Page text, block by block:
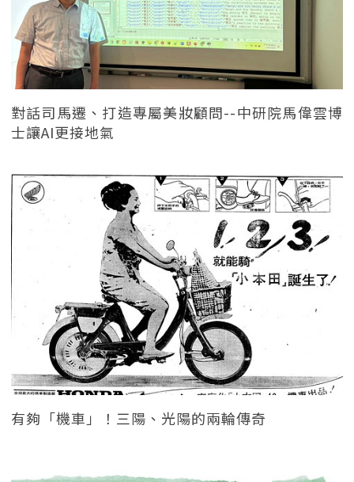
對話司馬遷、打造專屬美妝顧問--中研院馬偉雲博
士讓AI更接地氣
有夠「機車」！三陽、光陽的兩輪傳奇